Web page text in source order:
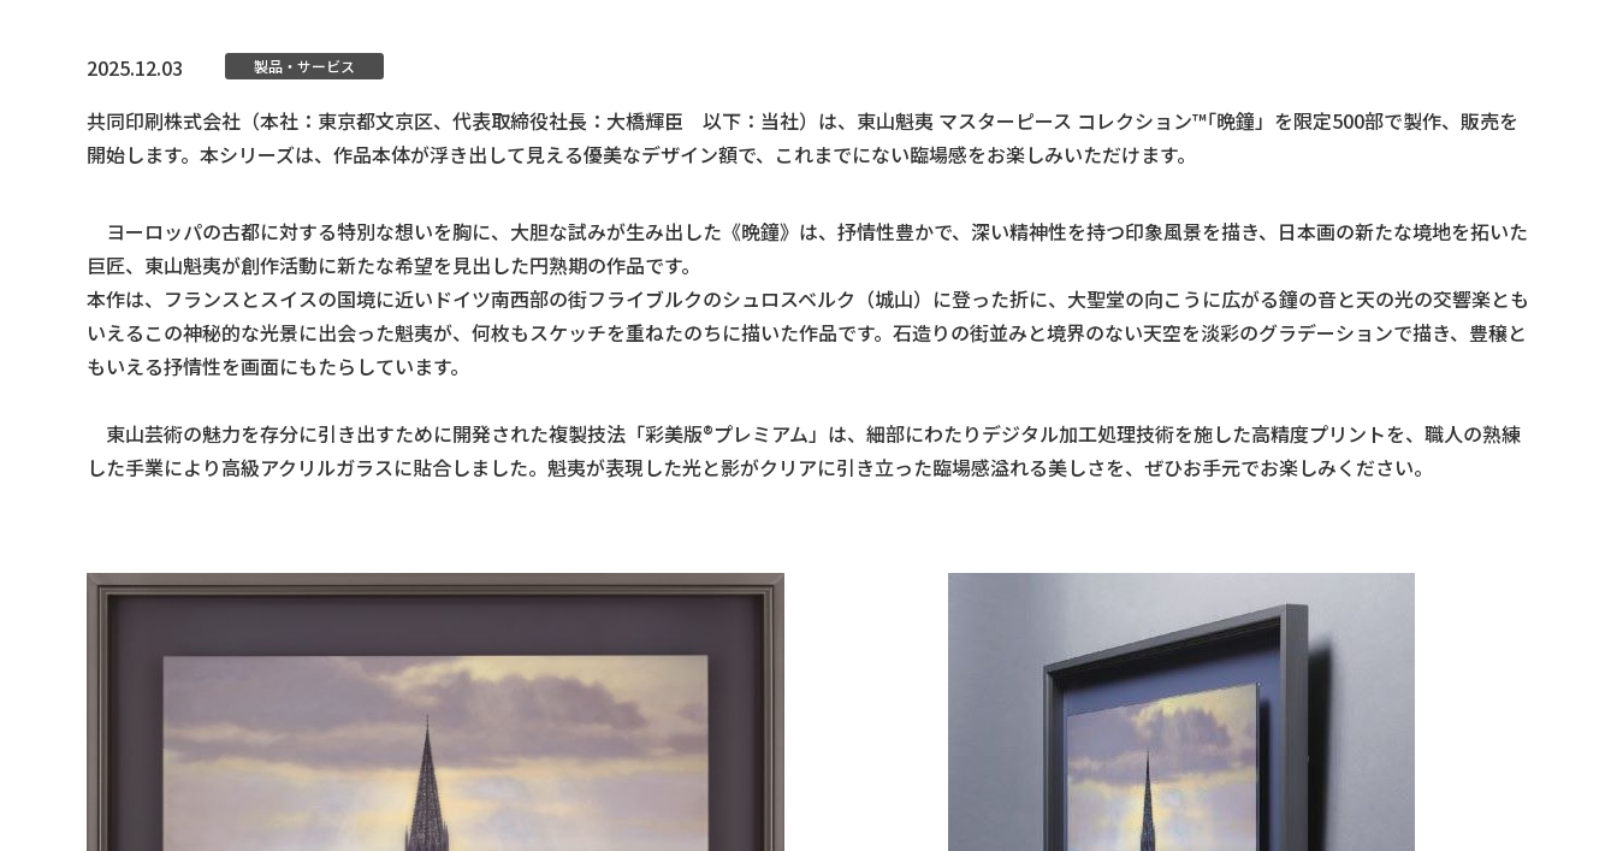
2025.12.03 製品・サービス
共同印刷株式会社（本社：東京都文京区、代表取締役社長：大橋輝臣 以下：当社）は、東山魁夷 マスターピース コレクション™｢晩鐘」を限定500部で製作、販売を
開始します。本シリーズは、作品本体が浮き出して見える優美なデザイン額で、これまでにない臨場感をお楽しみいただけます。
ヨーロッパの古都に対する特別な想いを胸に、大胆な試みが生み出した《晩鐘》は、抒情性豊かで、深い精神性を持つ印象風景を描き、日本画の新たな境地を拓いた
巨匠、東山魁夷が創作活動に新たな希望を見出した円熟期の作品です。
本作は、フランスとスイスの国境に近いドイツ南西部の街フライブルクのシュロスベルク（城山）に登った折に、大聖堂の向こうに広がる鐘の音と天の光の交響楽とも
いえるこの神秘的な光景に出会った魁夷が、何枚もスケッチを重ねたのちに描いた作品です。石造りの街並みと境界のない天空を淡彩のグラデーションで描き、豊穣と
もいえる抒情性を画面にもたらしています。
東山芸術の魅力を存分に引き出すために開発された複製技法「彩美版®プレミアム」は、細部にわたりデジタル加工処理技術を施した高精度プリントを、職人の熟練
した手業により高級アクリルガラスに貼合しました。魁夷が表現した光と影がクリアに引き立った臨場感溢れる美しさを、ぜひお手元でお楽しみください。